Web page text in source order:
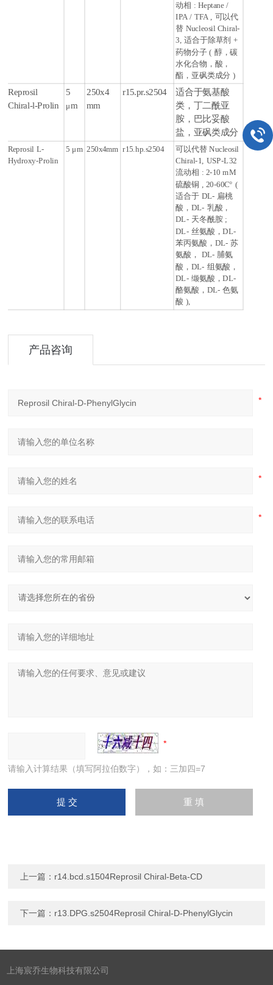
动相 : Heptane /
IPA / TFA , 可以代
替 Nucleosil Chiral-
3, 适合于除草剂 +
药物分子 ( 醇，碳
水化合物，酸，
酯，亚砜类成分 )
Reprosil
Chiral-l-Prolin
5
μm
250x4
mm
r15.pr.s2504 适合于氨基酸
类，丁二酰亚
胺，巴比妥酸
盐，亚砜类成分
Reprosil L-
Hydroxy-Prolin
5 μm 250x4mm r15.hp.s2504
可以代替 Nucleosil
Chiral-1, USP-L32
流动相 : 2-10 mM
硫酸铜 , 20-60C° (
适合于 DL- 扁桃
酸，DL- 乳酸，
DL- 天冬酰胺 ;
DL- 丝氨酸，DL-
苯丙氨酸，DL- 苏
氨酸， DL- 脯氨
酸，DL- 组氨酸，
DL- 缬氨酸，DL-
酪氨酸，DL- 色氨
酸 ),
产品咨询
请输入计算结果（填写阿拉伯数字），如：三加四=7
上一篇： r14.bcd.s1504Reprosil Chiral-Beta-CD
下一篇： r13.DPG.s2504Reprosil Chiral-D-PhenylGlycin
上海宸乔生物科技有限公司